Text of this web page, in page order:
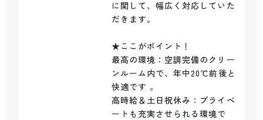
に関して、幅広く対応していた
だきます。
★ここがポイント！
最高の環境：空調完備のクリー
ンルーム内で、年中20℃前後と
快適です 。
高時給＆土日祝休み：プライベ
ートも充実させられる環境で